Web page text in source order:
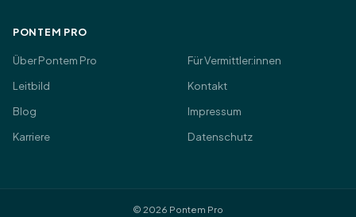
PONTEM PRO
Über Pontem Pro
Leitbild
Blog
Karriere
Für Vermittler:innen
Kontakt
Impressum
Datenschutz
© 2026 Pontem Pro